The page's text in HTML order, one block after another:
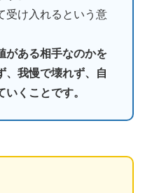
受け入れるという意
がある相手なのかを
、我慢で壊れず、自
くことです。